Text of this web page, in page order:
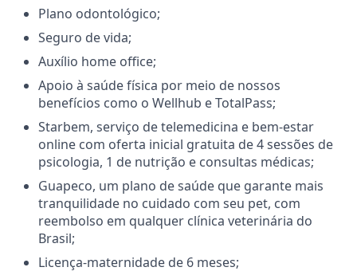
Plano odontológico;
Seguro de vida;
Auxílio home office;
Apoio à saúde física por meio de nossos
benefícios como o Wellhub e TotalPass;
Starbem, serviço de telemedicina e bem-estar
online com oferta inicial gratuita de 4 sessões de
psicologia, 1 de nutrição e consultas médicas;
Guapeco, um plano de saúde que garante mais
tranquilidade no cuidado com seu pet, com
reembolso em qualquer clínica veterinária do
Brasil;
Licença-maternidade de 6 meses;